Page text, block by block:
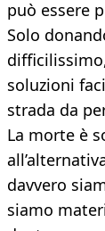
può essere
Solo
soluzioni
strada da
La morte è
davvero
siamo